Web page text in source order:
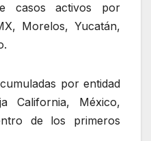
casos activos por
Morelos, Yucatán,
por entidad
California, México,
de los primeros